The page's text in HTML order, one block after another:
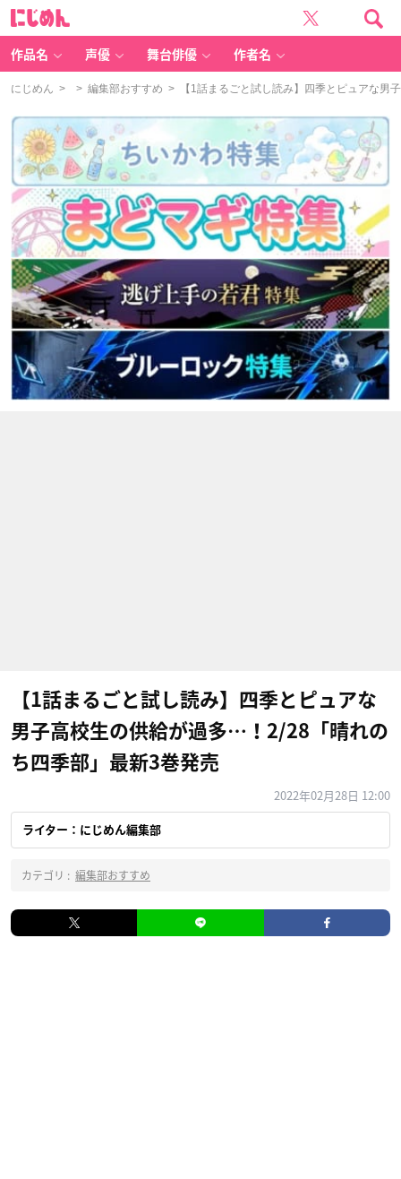
作品名 声優 舞台俳優 作者名
にじめん > > 編集部おすすめ > 【1話まるごと試し読み】四季とピュアな男
【1話まるごと試し読み】四季とピュアな
男子高校生の供給が過多…！2/28「晴れの
ち四季部」最新3巻発売
2022年02月28日 12:00
ライター：にじめん編集部
カテゴリ : 編集部おすすめ